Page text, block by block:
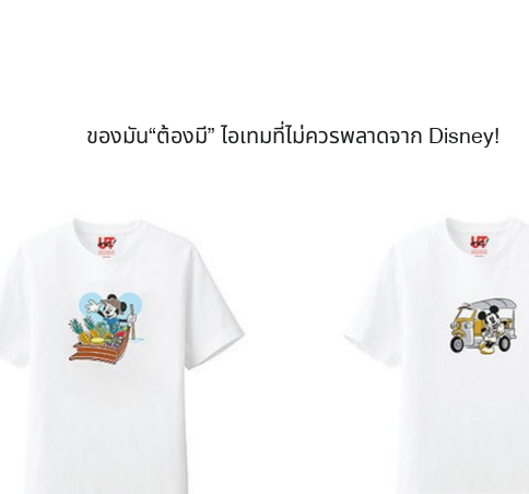
ของมัน“ต้องมี” ไอเทมที่ไม่ควรพลาดจาก Disney!